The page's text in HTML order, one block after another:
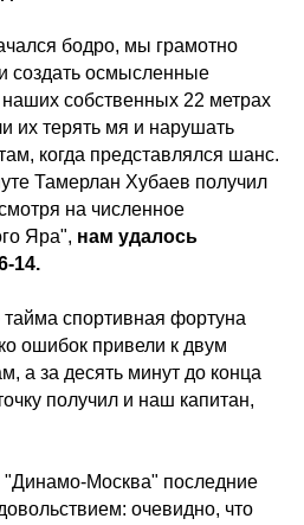
бодро, мы грамотно
создать осмысленные
собственных 22 метрах
их терять мя и нарушать
когда представлялся шанс.
Тамерлан Хубаев получил
на численное
Яра", нам удалось
14.
спортивная фортуна
ошибок привели к двум
а за десять минут до конца
получил и наш капитан,
"Динамо-Москва" последние
очевидно, что